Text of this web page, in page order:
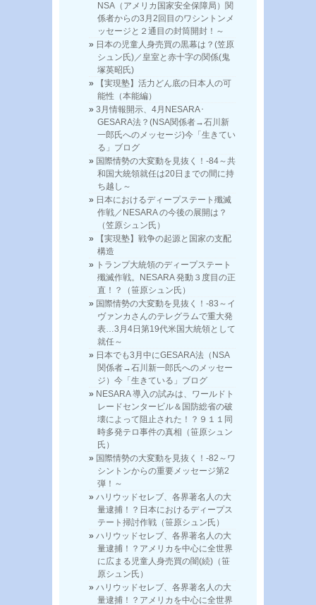
NSA（アメリカ国家安全保障局）関
係者からの3月2回目のワシントンメ
ッセージと２通目の封筒開封！～
日本の児童人身売買の黒幕は？(笠原
シュン氏)／皇室と赤十字の関係(鬼
塚英昭氏)
【実現塾】活力どん底の日本人の可
能性（本能編）
3月情報開示、4月NESARA･
GESARA法？(NSA関係者→石川新
一郎氏へのメッセージ)今「生きてい
る」ブログ
国際情勢の大変動を見抜く！-84～共
和国大統領就任は20日までの間に持
ち越し～
日本におけるディープステート殲滅
作戦／NESARA の今後の展開は？
（笠原シュン氏）
【実現塾】戦争の起源と国家の支配
構造
トランプ大統領のディープステート
殲滅作戦。NESARA 発動３度目の正
直！？（笹原シュン氏）
国際情勢の大変動を見抜く！-83～イ
ヴァンカさんのテレグラムで重大発
表…3月4日第19代米国大統領として
就任～
日本でも3月中にGESARA法（NSA
関係者→石川新一郎氏へのメッセー
ジ）今「生きている」ブログ
NESARA 導入の試みは、ワールドト
レードセンタービル＆国防総省の破
壊によって阻止された！？９１１同
時多発テロ事件の真相（笹原シュン
氏）
国際情勢の大変動を見抜く！-82～ワ
シントンからの重要メッセージ第2
弾！～
ハリウッドセレブ、各界著名人の大
量逮捕！？日本におけるディープス
テート掃討作戦（笹原シュン氏）
ハリウッドセレブ、各界著名人の大
量逮捕！？アメリカを中心に全世界
に広まる児童人身売買の闇(続)（笹
原シュン氏）
ハリウッドセレブ、各界著名人の大
量逮捕！？アメリカを中心に全世界